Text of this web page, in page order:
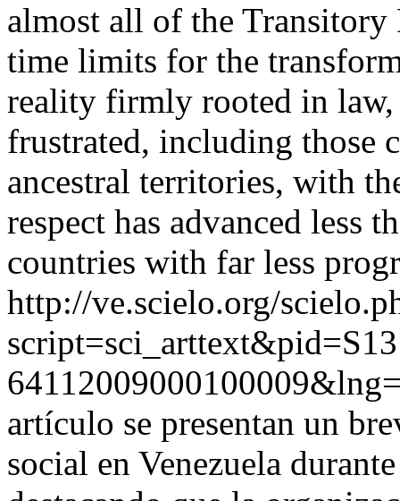
almost all of the
time limits for the
reality firmly rooted in law,
frustrated, including those
ancestral territories, with
respect has advanced less
countries with far less
http://ve.scielo.org/
artículo se presentan un
social en Venezuela